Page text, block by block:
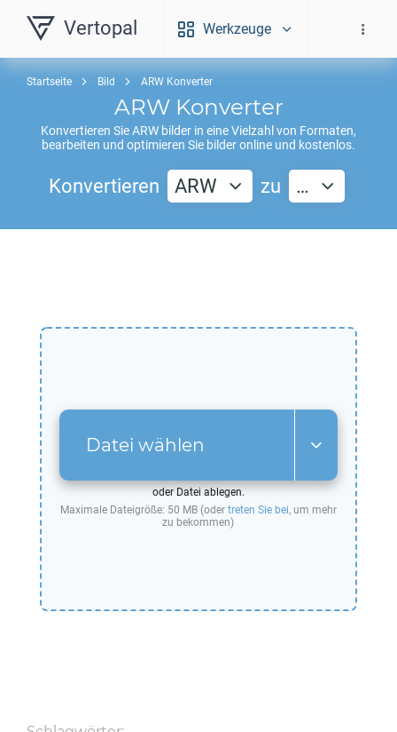
Vertopal Werkzeuge
Startseite Bild ARW Konverter
ARWKonverter
Konvertieren SieARW bilder in eine Vielzahl von Formaten,
bearbeiten und optimieren Sie bilder online und kostenlos.
Konvertieren ARW zu …
Datei wählen
oder Datei ablegen.
Maximale Dateigröße: 50 MB (oder treten Sie bei, um mehr
zu bekommen)